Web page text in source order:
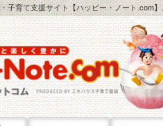
子育て支援サイト【ハッピー・ノート